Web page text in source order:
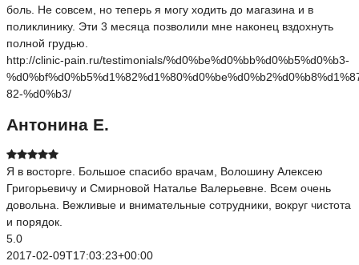
боль. Не совсем, но теперь я могу ходить до магазина и в
поликлинику. Эти 3 месяца позволили мне наконец вздохнуть
полной грудью.
http://clinic-pain.ru/testimonials/%d0%be%d0%bb%d0%b5%d0%b3-
82-%d0%b3/
Антонина Е.
Я в восторге. Большое спасибо врачам, Волошину Алексею
Григорьевичу и Смирновой Наталье Валерьевне. Всем очень
довольна. Вежливые и внимательные сотрудники, вокруг чистота
и порядок.
5.0
2017-02-09T17:03:23+00:00